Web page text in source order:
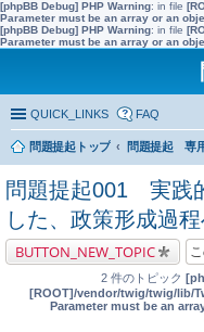
[phpBB Debug] PHP Warning: in file
Parameter must be an array or an
[phpBB Debug] PHP Warning: in file
Parameter must be an array or an
QUICK_LINKS FAQ
問題提起トップ 問題提起 専
問題提起001 実践
した、政策形成過
BUTTON_NEW_TOPIC
2 件のトピック
[ROOT]/vendor/twig/twig/lib/
Parameter must be an